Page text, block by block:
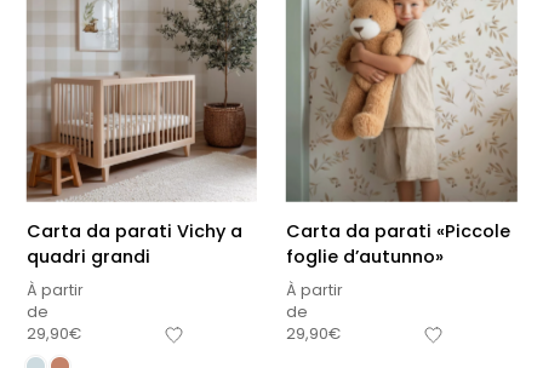
Carta da parati Vichy a
quadri grandi
À partir
de
29,90€
Carta da parati «Piccole
foglie d’autunno»
À partir
de
29,90€